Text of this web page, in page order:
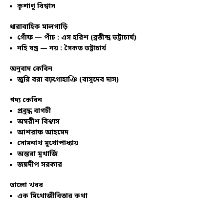
কৃশাণু বিশ্বাস
ধারাবাহিক মালগাড়ি
গোঁফ — পাঁচ : এস হরিশ (ব্রতীন্দ্র ভট্টাচার্য)
নহি যন্ত্র — নয় : সৈকত ভট্টাচার্য
অনুবাদ কেবিন
জুরি বরা বঢ়গোহাঞি (বাসুদেব দাস)
গদ্য কেবিন
প্রবুদ্ধ বাগচী
অম্বরীশ বিশ্বাস
আশরাফ আহমেদ
সোমনাথ মুখোপাধ্যায়
অন্তরা মুখার্জি
জয়দীপ সরকার
ভালো খবর
এক মিথোজীবিতার কথা